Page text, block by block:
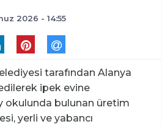
2026 - 14:55
tarafından Alanya
ipek evine
okulunda bulunan üretim
yerli ve yabancı